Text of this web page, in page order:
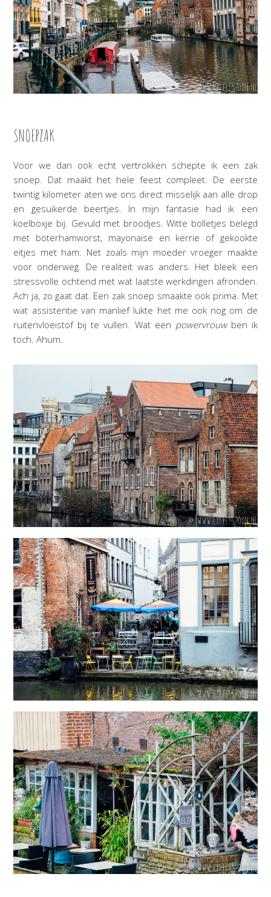
SNOEPZAK
Voor we dan ook echt vertrokken schepte ik een zak
snoep. Dat maakt het hele feest compleet. De eerste
twintig kilometer aten we ons direct misselijk aan alle drop
en gesuikerde beertjes. In mijn fantasie had ik een
koelboxje bij. Gevuld met broodjes. Witte bolletjes belegd
met boterhamworst, mayonaise en kerrie of gekookte
eitjes met ham. Net zoals mijn moeder vroeger maakte
voor onderweg. De realiteit was anders. Het bleek een
stressvolle ochtend met wat laatste werkdingen afronden.
Ach ja, zo gaat dat. Een zak snoep smaakte ook prima. Met
wat assistentie van manlief lukte het me ook nog om de
ruitenvloeistof bij te vullen. Wat een powervrouwben ik
toch. Ahum.